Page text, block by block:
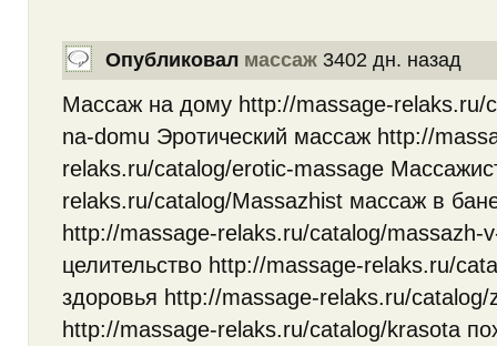
Опубликовал массаж 3402 дн. назад
Массаж на дому http://massage-relaks.ru/
na-domu Эротический массаж http://
relaks.ru/catalog/erotic-massage
relaks.ru/catalog/Massazhist массаж в
http://massage-relaks.ru/catalog/massazh-
целительство http://massage-relaks.ru/
здоровья http://massage-relaks.ru/catalog/
http://massage-relaks.ru/catalog/krasota